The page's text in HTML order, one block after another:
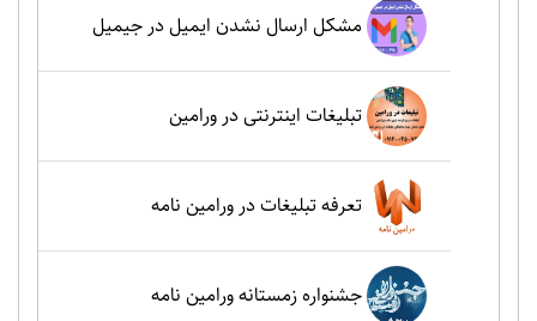
مشکل ارسال نشدن ایمیل در جیمیل
تبلیغات اینترنتی در ورامین
تعرفه تبلیغات در ورامین نامه
جشنواره زمستانه ورامین نامه